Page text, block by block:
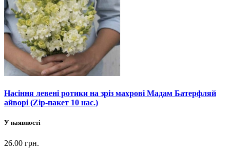
Насіння левені ротики на зріз махрові Мадам Батерфляй
айворі (Zip-пакет 10 нас.)
У наявності
26.00 грн.